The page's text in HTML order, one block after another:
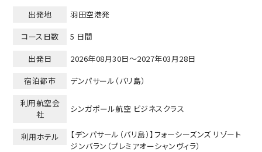
出発地
羽田空港発
コース日数
5 日間
出発日
2026年08月30日～2027年03月28日
宿泊都市
デンパサール（バリ島）
利用航空会
社
シンガポール航空 ビジネスクラス
利用ホテル
【デンパサール（バリ島）】フォーシーズンズ リゾート
ジンバラン（プレミアオーシャンヴィラ）